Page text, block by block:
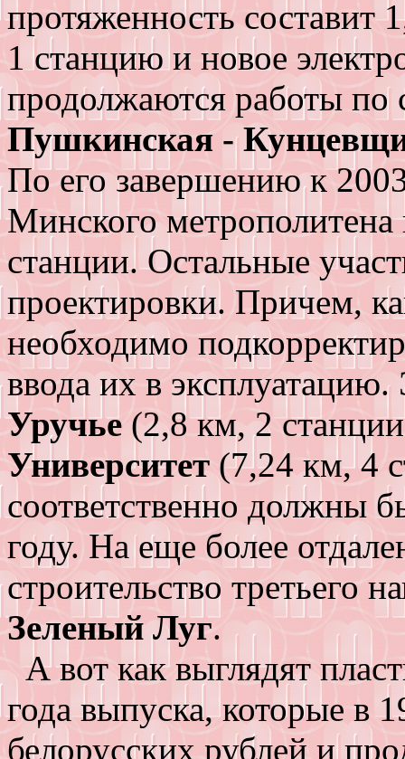
протяженность
1 станцию и новое
продолжаются работы по
Пушкинская -
По его завершению к
Минского
станции. Остальные
проектировки. Причем,
необходимо
ввода их в эксплуатацию.
Уручье (2,8 км, 2
Университет (7,24 км, 4
соответственно должны
году. На еще более
строительство третьего
Зеленый Луг.
А вот как выглядят
года выпуска, которые в
белорусских рублей и